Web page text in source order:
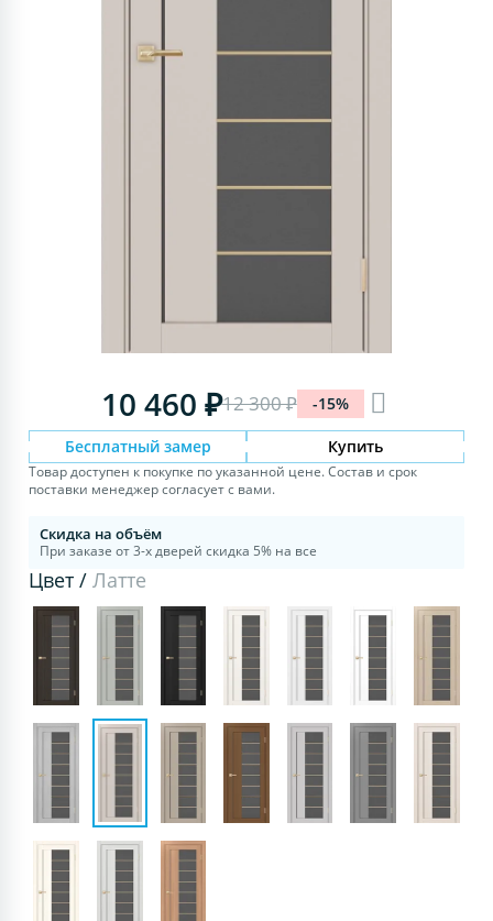
10 460 ₽12 300 ₽ -15%
Бесплатный замер Купить
Товар доступен к покупке по указанной цене. Состав и срок
поставки менеджер согласует с вами.
Скидка на объём
При заказе от 3-х дверей скидка 5% на все
Цвет /Латте